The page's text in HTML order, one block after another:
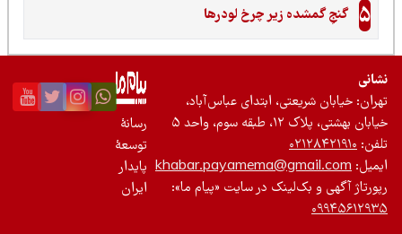
گنجِ گمشده زیر چرخ لودرها
خیابان شریعتی، ابتدای عباس‌آباد،
بهشتی، پلاک ۱۲، طبقه سوم، واحد ۵
۰۲۱۲۸۴۲۱۹۱۰
khabar.payamema@gmail.com
آگهی و بک‌لینک در سایت «پیام ما»:
رسانۀ
توسعۀ
پایدار
ایران